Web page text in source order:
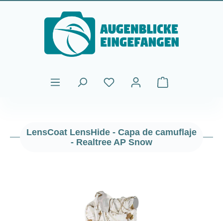
Saltar al contenido principal
El carrito de
LensCoat LensHide - Capa de camuflaje
- Realtree AP Snow